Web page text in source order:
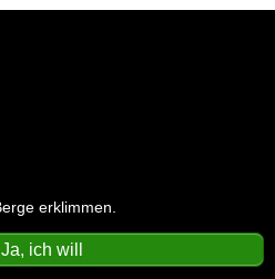
Ja, ich will